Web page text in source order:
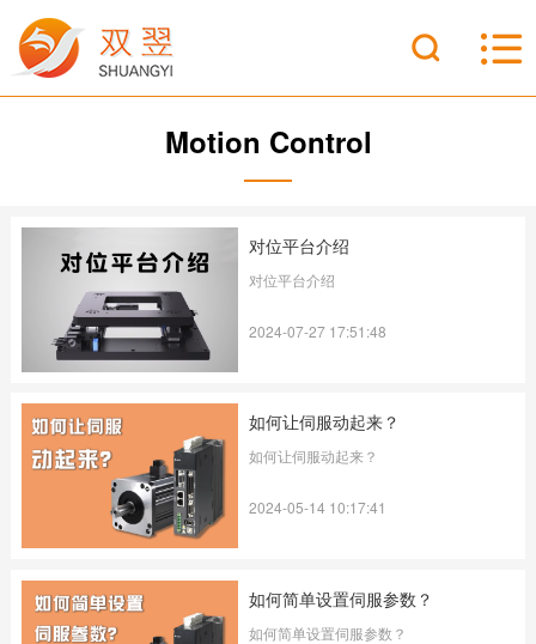
Motion Control
对位平台介绍
对位平台介绍
2024-07-27 17:51:48
如何让伺服动起来？
如何让伺服动起来？
2024-05-14 10:17:41
如何简单设置伺服参数？
如何简单设置伺服参数？